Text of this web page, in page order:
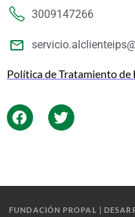
3009147266
Política de Tratamiento de
FUNDACIÓN PROPAL |